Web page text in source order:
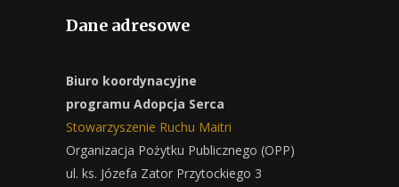
Dane adresowe
Biuro koordynacyjne
programu Adopcja Serca
Stowarzyszenie Ruchu Maitri
Organizacja Pożytku Publicznego (OPP)
ul. ks. Józefa Zator Przytockiego 3